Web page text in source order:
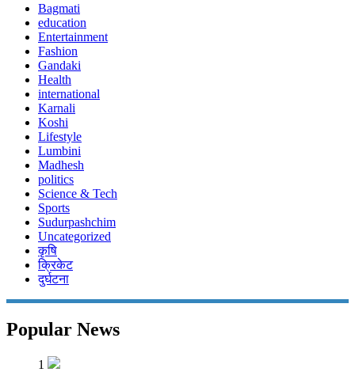
Bagmati
education
Entertainment
Fashion
Gandaki
Health
international
Karnali
Koshi
Lifestyle
Lumbini
Madhesh
politics
Science & Tech
Sports
Sudurpashchim
Uncategorized
कृषि
क्रिकेट
दुर्घटना
Popular News
1